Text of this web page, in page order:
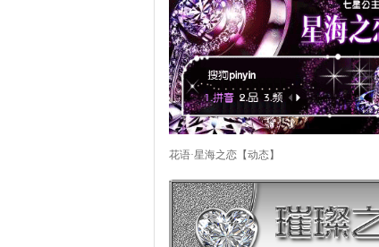
花语·星海之恋【动态】